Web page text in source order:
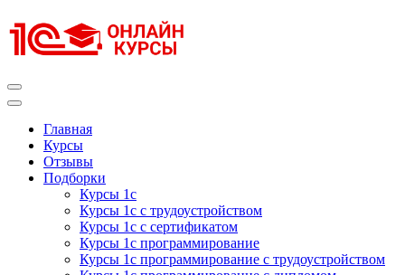
к
содержимому
Главная
Курсы
Отзывы
Подборки
Курсы 1с
Курсы 1с с трудоустройством
Курсы 1с с сертификатом
Курсы 1с программирование
Курсы 1с программирование с трудоустройством